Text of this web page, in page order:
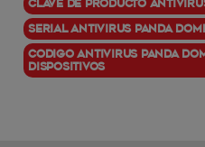
Clave de producto
Serial Antivirus Panda
Codigo Antivirus Panda
dispositivos